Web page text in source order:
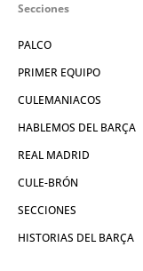
Secciones
PALCO
PRIMER EQUIPO
CULEMANIACOS
HABLEMOS DEL BARÇA
REAL MADRID
CULE-BRÓN
SECCIONES
HISTORIAS DEL BARÇA